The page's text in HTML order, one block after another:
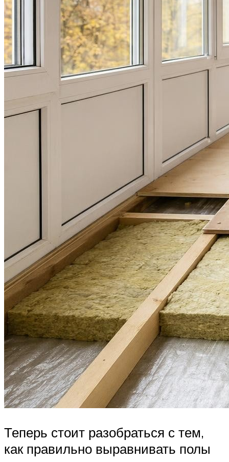
Теперь стоит разобраться с тем,
как правильно выравнивать полы